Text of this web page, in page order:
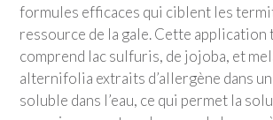
formules efficaces qui ciblent les
ressource de la gale. Cette application
comprend lac sulfuris, de jojoba, et
alternifolia extraits d’allergène dans
soluble dans l’eau, ce qui permet la